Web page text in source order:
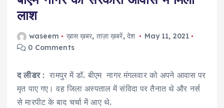
लाश
waseem ख़ास ख़बर, ताज़ा ख़बरें, देश
May 11, 2021
0 Comments
द लीडर: रामपुर में डॉ. बीएम नागर मंगलवार को अपने आवास पर
मृत पाए गए। वह जिला अस्पताल में संविदा पर तैनात थे और नर्स
से मारपीट के बाद चर्चा में आए थे.